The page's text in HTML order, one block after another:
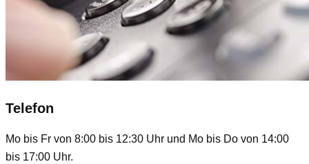
Telefon
Mo bis Fr von 8:00 bis 12:30 Uhr und Mo bis Do von 14:00
bis 17:00 Uhr.